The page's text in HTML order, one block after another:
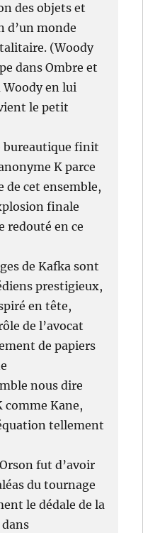
des objets et
d’un monde
(Woody
dans Ombre et
en lui
le petit
bureautique finit
K parce
cet ensemble,
finale
redouté en ce
de Kafka sont
prestigieux,
en tête,
de l’avocat
de papiers
nous dire
comme Kane,
tellement
fut d’avoir
du tournage
le dédale de la
dans